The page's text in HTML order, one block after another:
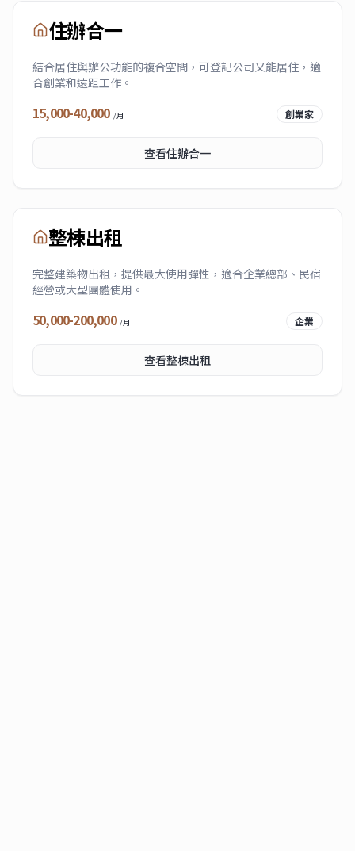
住辦合一
結合居住與辦公功能的複合空間，可登記公司又能居住，適
合創業和遠距工作。
15,000-40,000 /月 創業家
查看住辦合一
整棟出租
完整建築物出租，提供最大使用彈性，適合企業總部、民宿
經營或大型團體使用。
50,000-200,000 /月 企業
查看整棟出租